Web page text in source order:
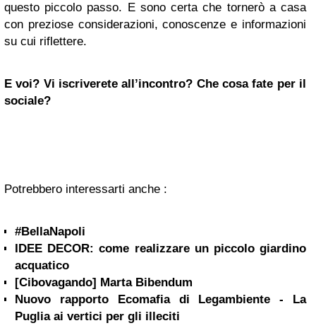
questo piccolo passo. E sono certa che tornerò a casa
con preziose considerazioni, conoscenze e informazioni
su cui riflettere.
E voi? Vi iscriverete all’incontro? Che cosa fate per il
sociale?
Potrebbero interessarti anche :
#BellaNapoli
IDEE DECOR: come realizzare un piccolo giardino
acquatico
[Cibovagando] Marta Bibendum
Nuovo rapporto Ecomafia di Legambiente - La
Puglia ai vertici per gli illeciti